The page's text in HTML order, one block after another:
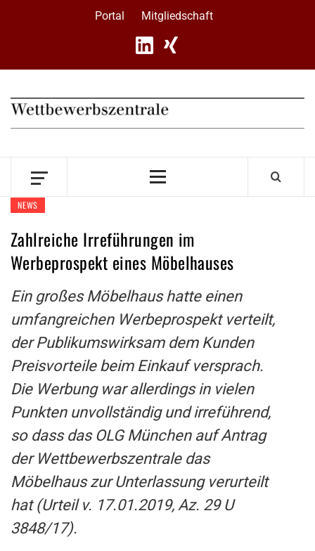
Portal Mitgliedschaft
Primary
NEWS
Zahlreiche Irreführungen im
Werbeprospekt eines Möbelhauses
Ein großes Möbelhaus hatte einen
umfangreichen Werbeprospekt verteilt,
der Publikumswirksam dem Kunden
Preisvorteile beim Einkauf versprach.
Die Werbung war allerdings in vielen
Punkten unvollständig und irreführend,
so dass das OLG München auf Antrag
der Wettbewerbszentrale das
Möbelhaus zur Unterlassung verurteilt
hat (Urteil v. 17.01.2019, Az. 29 U
3848/17).